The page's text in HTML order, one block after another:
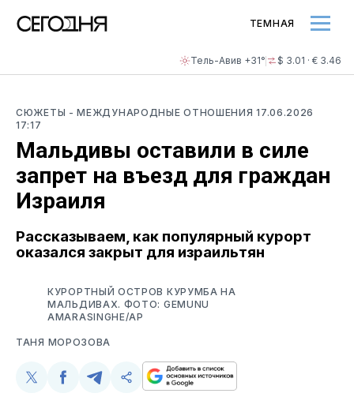
Тель-Авив +31° $ 3.01 · € 3.46
ТЕМНАЯ
СЮЖЕТЫ - МЕЖДУНАРОДНЫЕ ОТНОШЕНИЯ17.06.2026
17:17
Мальдивы оставили в силе
запрет на въезд для граждан
Израиля
Рассказываем, как популярный курорт
оказался закрыт для израильтян
КУРОРТНЫЙ ОСТРОВ КУРУМБА НА
МАЛЬДИВАХ. ФОТО: GEMUNU
AMARASINGHE/AP
ТАНЯ МОРОЗОВА
Поделиться
Поделиться
Поделиться
Скопируйте